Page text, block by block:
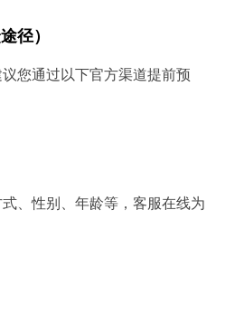
径）
您通过以下官方渠道提前预
、性别、年龄等，客服在线为